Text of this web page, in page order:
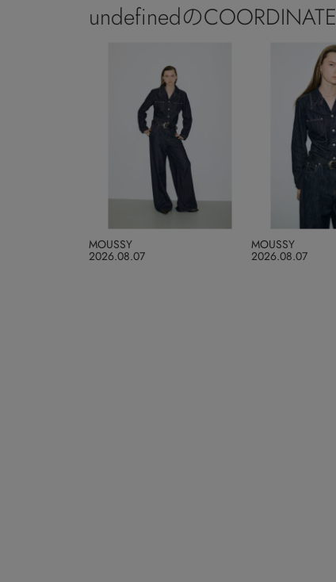
undefinedのCOORDINATE
2026.08.07
MOUSSY
2026.08.07
MOUSSY